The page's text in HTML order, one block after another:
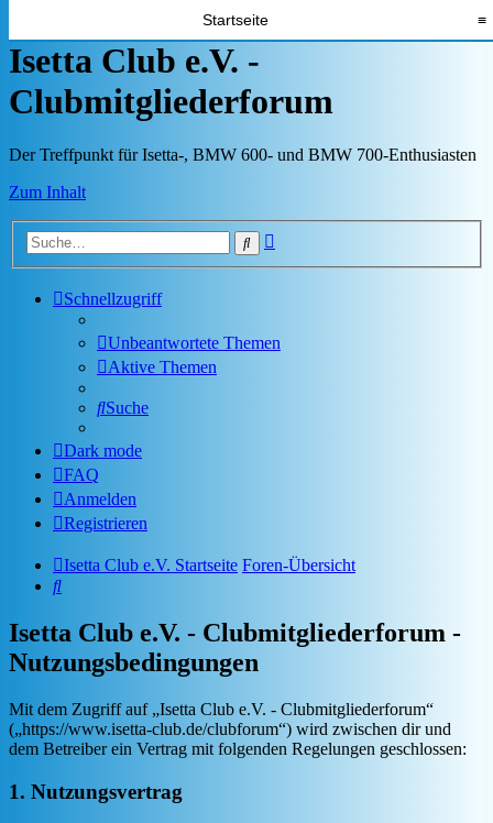
Startseite ≡
Isetta Club e.V. -
Clubmitgliederforum
Der Treffpunkt für Isetta-, BMW 600- und BMW 700-Enthusiasten
Zum Inhalt
Suche
Schnellzugriff
Unbeantwortete Themen
Aktive Themen
Suche
Dark mode
FAQ
Anmelden
Registrieren
Isetta Club e.V. Startseite Foren-Übersicht
Suche
Isetta Club e.V. - Clubmitgliederforum -
Nutzungsbedingungen
Mit dem Zugriff auf „Isetta Club e.V. - Clubmitgliederforum“
(„https://www.isetta-club.de/clubforum“) wird zwischen dir und
dem Betreiber ein Vertrag mit folgenden Regelungen geschlossen:
1. Nutzungsvertrag